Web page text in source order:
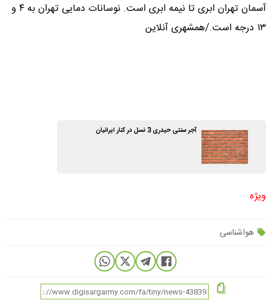
آسمان تهران ابری تا نیمه ابری است. نوسانات دمایی تهران به ۴ و
۱۳ درجه است./همشهری ‌آنلاین
آجر سنتی حیدری 3 نسل در کنار ایرانیان
ویژه
هواشناسی